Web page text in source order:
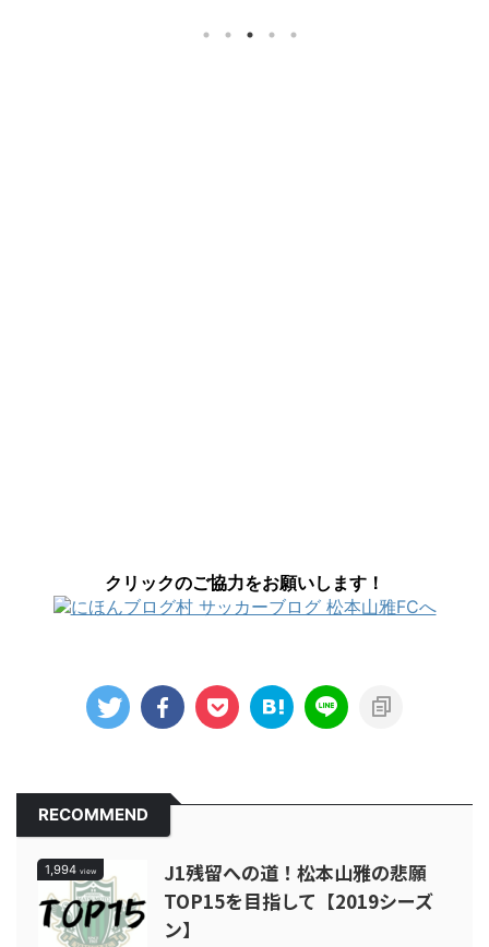
ォーメーションは3-5-2で臨みまし
クリックのご協力をお願いします！
RECOMMEND
1,994 view
J1残留への道！松本山雅の悲願
TOP15を目指して【2019シーズ
ン】